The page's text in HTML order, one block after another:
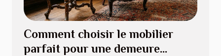
Comment choisir le mobilier
parfait pour une demeure